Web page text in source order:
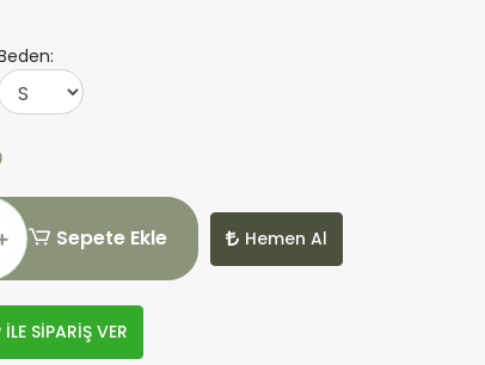
Sepete Ekle Hemen Al
SİPARİŞ VER